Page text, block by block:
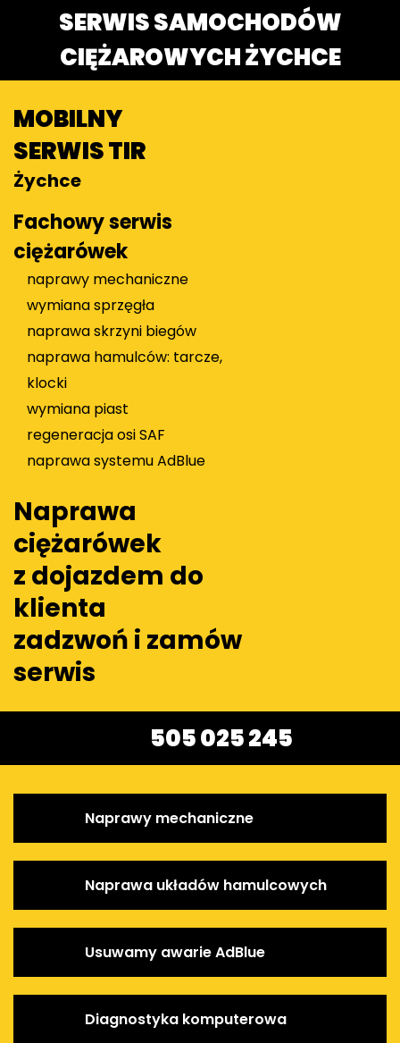
SERWIS SAMOCHODÓW
CIĘŻAROWYCH ŻYCHCE
MOBILNY
SERWIS TIR
Żychce
Fachowy serwis
ciężarówek
naprawy mechaniczne
wymiana sprzęgła
naprawa skrzyni biegów
naprawa hamulców: tarcze,
klocki
wymiana piast
regeneracja osi SAF
naprawa systemu AdBlue
Naprawa
ciężarówek
z dojazdem do
klienta
zadzwoń i zamów
serwis
505 025 245
Naprawy mechaniczne
Naprawa układów hamulcowych
Usuwamy awarie AdBlue
Diagnostyka komputerowa